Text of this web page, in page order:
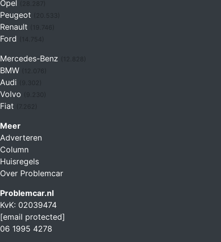
Opel
Peugeot
Renault (19.746)
Ford (14.754)
Mercedes-Benz
BMW (12.076)
Audi
Volvo
Fiat (7.262)
Meer
Adverteren
Column
Huisregels
Over Problemcar
Problemcar.nl
KvK: 02039474
[email protected]
06 1995 4278